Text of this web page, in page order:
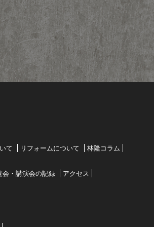
て リフォームについて 林隆コラム
会・講演会の記録 アクセス